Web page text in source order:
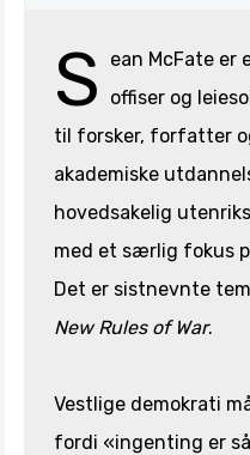
S
ean McFate er
offiser og
til forsker, forfatter
akademiske
hovedsakelig
med et særlig fokus
Det er sistnevnte
New Rules of War.
Vestlige demokrati
fordi «ingenting er